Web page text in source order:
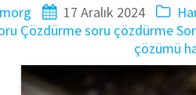
17 Aralık 2024
Çözdürmesoru çözdürme
çözümü